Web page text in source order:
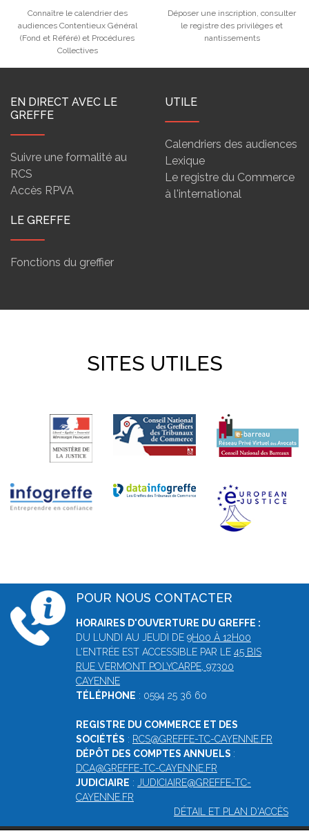
Connaître le calendrier des
audiences Contentieux Général
(Fond et Référé) et Procédures
Collectives
Déposer une inscription, consulter
le registre des privilèges et
nantissements
EN DIRECT AVEC LE
GREFFE
Suivre une formalité au
RCS
Accès RPVA
UTILE
Calendriers des audiences
Lexique
Le registre du Commerce
à l'international
LE GREFFE
Fonctions du greffier
SITES UTILES
POUR NOUS CONTACTER
HORAIRES D'OUVERTURE DU GREFFE :
DU LUNDI AU JEUDI DE 9H00 À 12H00
L'ENTRÉE EST ACCESSIBLE PAR LE 45 BIS
RUE VERMONT POLYCARPE, 97300
CAYENNE
TÉLÉPHONE : 0594 25 36 60
REGISTRE DU COMMERCE ET DES
SOCIÉTÉS : RCS@GREFFE-TC-CAYENNE.FR
DÉPÔT DES COMPTES ANNUELS :
DCA@GREFFE-TC-CAYENNE.FR
JUDICIAIRE : JUDICIAIRE@GREFFE-TC-
CAYENNE.FR
DÉTAIL ET PLAN D'ACCÈS